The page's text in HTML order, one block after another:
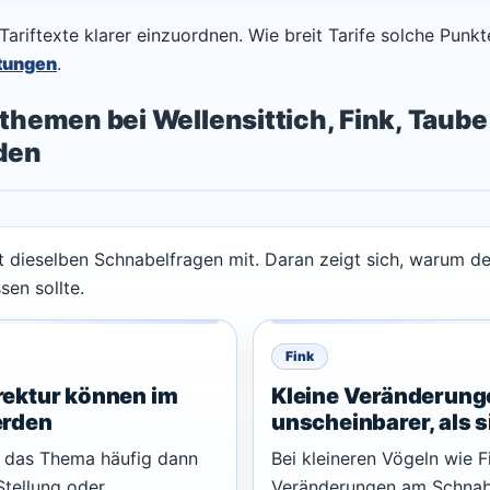
klarer einzuordnen. Wie breit Tarife solche
.
bei Wellensittich, Fink,
Schnabelfragen mit. Daran zeigt sich, warum
sollte.
können im
Thema häufig dann
Fink
Kleine
unscheinbarer, als
Bei kleineren Vögeln wie